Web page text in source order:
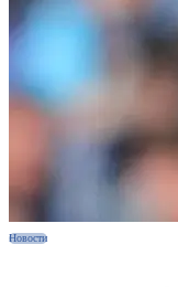
Новости